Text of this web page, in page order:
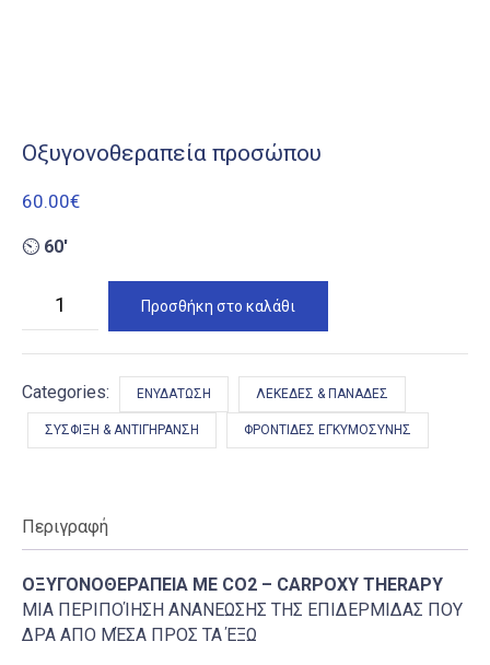
Οξυγονοθεραπεία προσώπου
60.00€
⏲ 60′
Προσθήκη στο καλάθι
Categories: ΕΝΥΔΆΤΩΣΗ ΛΕΚΈΔΕΣ & ΠΑΝΆΔΕΣ
ΣΎΣΦΙΞΗ & ΑΝΤΙΓΉΡΑΝΣΗ ΦΡΟΝΤΊΔΕΣ ΕΓΚΥΜΟΣΎΝΗΣ
Περιγραφή
ΟΞΥΓΟΝΟΘΕΡΑΠΕΙΑ ΜΕ CO2 – CARPOXY THERAPY
MIA ΠΕΡΙΠΟΊΗΣΗ ΑΝΑΝΕΩΣΗΣ ΤΗΣ ΕΠΙΔΕΡΜΙΔΑΣ ΠΟΥ
ΔΡΑ ΑΠΟ ΜΈΣΑ ΠΡΟΣ ΤΑ ΈΞΩ